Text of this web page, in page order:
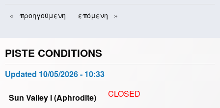
Pagination
Previous
προηγούμενη
Next
επόμενη
PISTE CONDITIONS
Updated 10/05/2026 - 10:33
Sun Valley I (Aphrodite) CLOSED